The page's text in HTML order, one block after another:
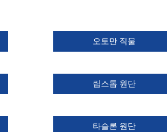
오토만 직물
립스톱 원단
타슬론 원단